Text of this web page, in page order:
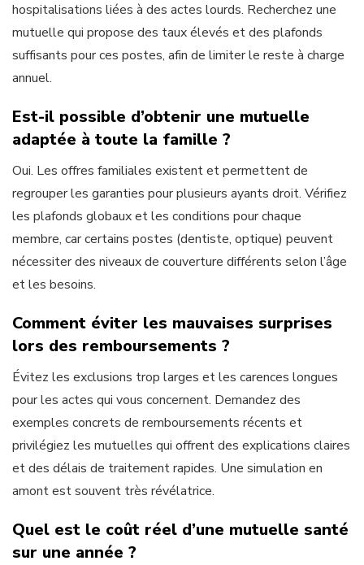
hospitalisations liées à des actes lourds. Recherchez une
mutuelle qui propose des taux élevés et des plafonds
suffisants pour ces postes, afin de limiter le reste à charge
annuel.
Est-il possible d’obtenir une mutuelle
adaptée à toute la famille ?
Oui. Les offres familiales existent et permettent de
regrouper les garanties pour plusieurs ayants droit. Vérifiez
les plafonds globaux et les conditions pour chaque
membre, car certains postes (dentiste, optique) peuvent
nécessiter des niveaux de couverture différents selon l’âge
et les besoins.
Comment éviter les mauvaises surprises
lors des remboursements ?
Évitez les exclusions trop larges et les carences longues
pour les actes qui vous concernent. Demandez des
exemples concrets de remboursements récents et
privilégiez les mutuelles qui offrent des explications claires
et des délais de traitement rapides. Une simulation en
amont est souvent très révélatrice.
Quel est le coût réel d’une mutuelle santé
sur une année ?